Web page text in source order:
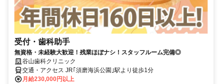
受付・歯科助手
無資格・未経験大歓迎！残業ほぼナシ！スタッフルーム完備◎
谷山歯科クリニック
交通・アクセス JR｢須磨海浜公園｣駅より徒歩1分
月給230,000円以上